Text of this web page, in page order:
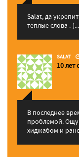
Salat, да
теплые слова :-)...
SALAT
10
В последнее
проблемой.
хиджабом и